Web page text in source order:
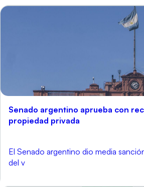
Senado argentino aprueba con
propiedad privada
El Senado argentino dio media
del v